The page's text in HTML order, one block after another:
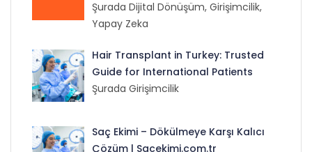
Şurada Dijital Dönüşüm, Girişimcilik,
Yapay Zeka
Hair Transplant in Turkey: Trusted
Guide for International Patients
Şurada Girişimcilik
Saç Ekimi – Dökülmeye Karşı Kalıcı
Çözüm | Sacekimi.com.tr